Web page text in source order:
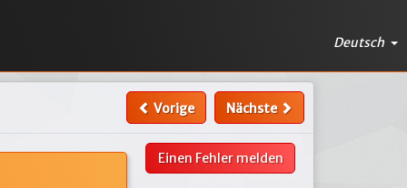
Deutsch
Vorige Nächste
Einen Fehler melden